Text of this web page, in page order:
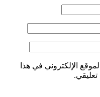
الإلكتروني في هذا
تعليقي.